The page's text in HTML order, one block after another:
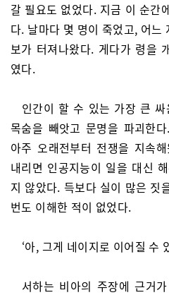
갈 필요도 없었다. 지금 이 순간
다. 날마다 몇 명이 죽었고, 어느
보가 터져나왔다. 게다가 령을
였다.
인간이 할 수 있는 가장 큰
목숨을 빼앗고 문명을 파괴한
아주 오래전부터 전쟁을 지속
내리면 인공지능이 일을 대신
지 않았다. 득보다 실이 많은 짓
번도 이해한 적이 없었다.
‘아, 그게 네이지로 이어질 수
서하는 비아의 주장에 근거